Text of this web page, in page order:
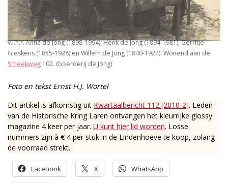
v.l.n.r. Anna de Jong (1898-1994), Henk de Jong (1894-1981), Gerritje
Gieskens (1855-1928) en Willem de Jong (1840-1924). Wonend aan de
Smeekweg 102. (boerderij de Jong)
Foto en tekst Ernst H.J. Wortel
Dit artikel is afkomstig uit Kwartaalbericht 112 [2010-2]. Leden
van de Historische Kring Laren ontvangen het kleurrijke glossy
magazine 4 keer per jaar. U kunt hier lid worden. Losse
nummers zijn à € 4 per stuk in de Lindenhoeve te koop, zolang
de voorraad strekt.
Facebook X WhatsApp